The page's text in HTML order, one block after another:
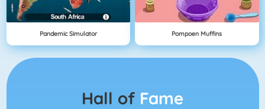
Pandemic Simulator Pompoen Muffins
Hall of Fame